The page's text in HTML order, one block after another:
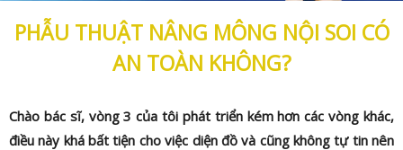
PHẪU THUẬT NÂNG MÔNG NỘI SOI CÓ
AN TOÀN KHÔNG?
Chào bác sĩ, vòng 3 của tôi phát triển kém hơn các vòng khác,
điều này khá bất tiện cho việc diện đồ và cũng không tự tin nên